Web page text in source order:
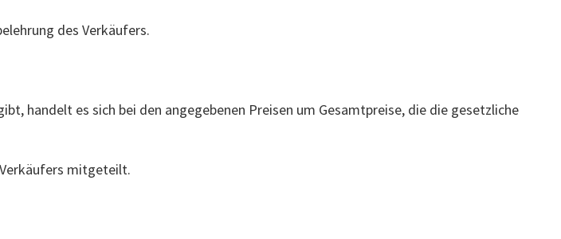
des Verkäufers.
handelt es sich bei den angegebenen Preisen um Gesamtpreise, die die gesetzliche
mitgeteilt.